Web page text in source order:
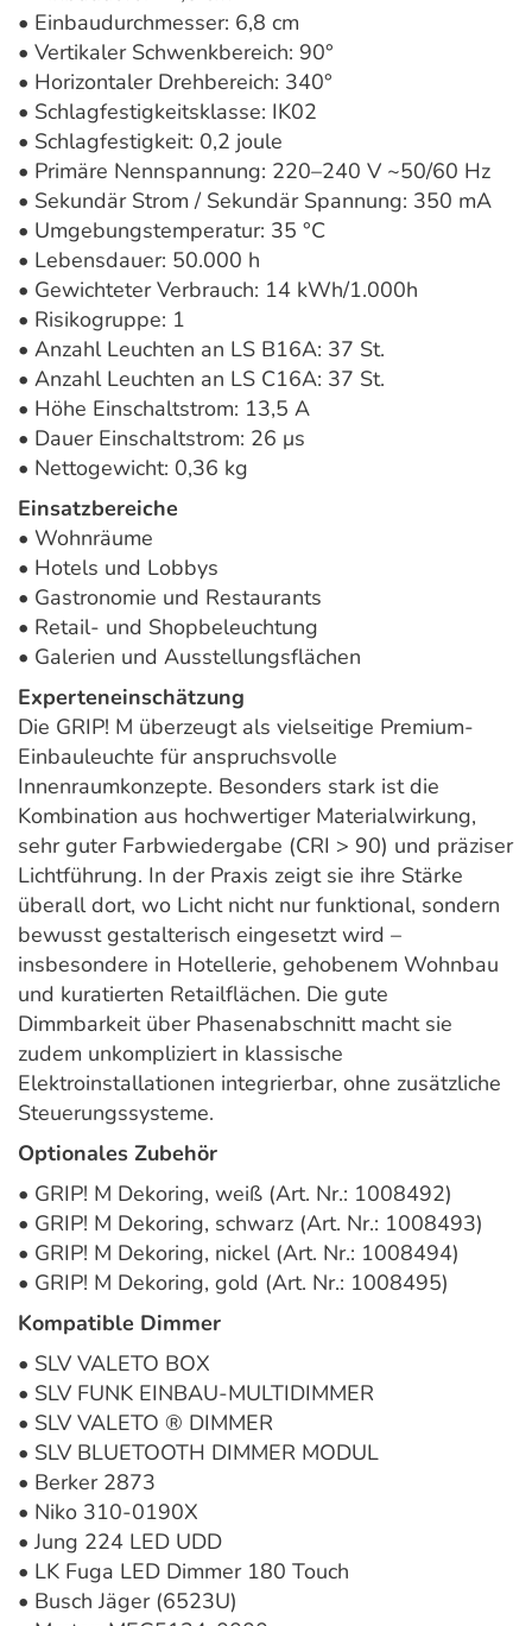
• Einbaudurchmesser: 6,8 cm
• Vertikaler Schwenkbereich: 90°
• Horizontaler Drehbereich: 340°
• Schlagfestigkeitsklasse: IK02
• Schlagfestigkeit: 0,2 joule
• Primäre Nennspannung: 220–240 V ~50/60 Hz
• Sekundär Strom / Sekundär Spannung: 350 mA
• Umgebungstemperatur: 35 °C
• Lebensdauer: 50.000 h
• Gewichteter Verbrauch: 14 kWh/1.000h
• Risikogruppe: 1
• Anzahl Leuchten an LS B16A: 37 St.
• Anzahl Leuchten an LS C16A: 37 St.
• Höhe Einschaltstrom: 13,5 A
• Dauer Einschaltstrom: 26 μs
• Nettogewicht: 0,36 kg
Einsatzbereiche
• Wohnräume
• Hotels und Lobbys
• Gastronomie und Restaurants
• Retail- und Shopbeleuchtung
• Galerien und Ausstellungsflächen
Experteneinschätzung
Die GRIP! M überzeugt als vielseitige Premium-
Einbauleuchte für anspruchsvolle
Innenraumkonzepte. Besonders stark ist die
Kombination aus hochwertiger Materialwirkung,
sehr guter Farbwiedergabe (CRI > 90) und präziser
Lichtführung. In der Praxis zeigt sie ihre Stärke
überall dort, wo Licht nicht nur funktional, sondern
bewusst gestalterisch eingesetzt wird –
insbesondere in Hotellerie, gehobenem Wohnbau
und kuratierten Retailflächen. Die gute
Dimmbarkeit über Phasenabschnitt macht sie
zudem unkompliziert in klassische
Elektroinstallationen integrierbar, ohne zusätzliche
Steuerungssysteme.
Optionales Zubehör
• GRIP! M Dekoring, weiß (Art. Nr.: 1008492)
• GRIP! M Dekoring, schwarz (Art. Nr.: 1008493)
• GRIP! M Dekoring, nickel (Art. Nr.: 1008494)
• GRIP! M Dekoring, gold (Art. Nr.: 1008495)
Kompatible Dimmer
• SLV VALETO BOX
• SLV FUNK EINBAU-MULTIDIMMER
• SLV VALETO ® DIMMER
• SLV BLUETOOTH DIMMER MODUL
• Berker 2873
• Niko 310-0190X
• Jung 224 LED UDD
• LK Fuga LED Dimmer 180 Touch
• Busch Jäger (6523U)